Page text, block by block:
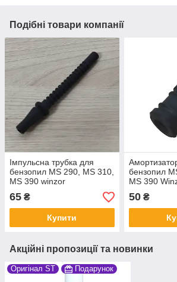
Подібні товари компанії
Імпульсна трубка для
бензопил MS 290, MS 310,
MS 390 winzor
65 ₴
Купити
бензопил
MS 390
50₴
Акційні пропозиції та новинки
Оригінал ST Подарунок